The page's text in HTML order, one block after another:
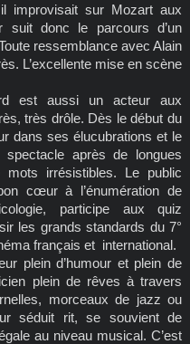
improvisait sur Mozart aux
suit donc le parcours d’un
ressemblance avec Alain
L’excellente mise en scène
est aussi un acteur aux
très drôle. Dès le début du
dans ses élucubrations et le
après de longues
irrésistibles. Le public
cœur à l’énumération de
participe aux quiz
les grands standards du 7°
français et international.
plein d’humour et plein de
plein de rêves à travers
morceaux de jazz ou
séduit rit, se souvient de
au niveau musical. C’est